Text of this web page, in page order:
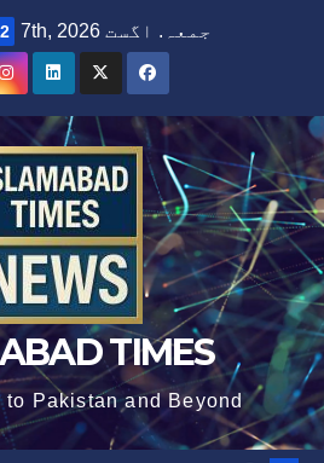
جمعہ. اگست 7th, 2026
TIMES
to Pakistan and Beyond